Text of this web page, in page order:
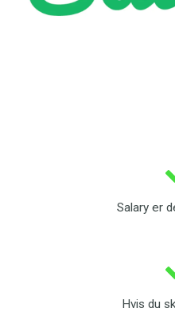
Salary er
Hvis du